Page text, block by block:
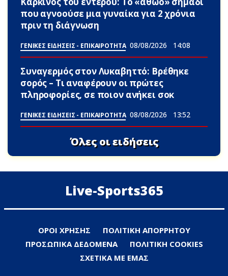
που αγνοούσε μια γυναίκα για 2 χρόνια
πριν τη διάγνωση
ΓΕΝΙΚΕΣ ΕΙΔΗΣΕΙΣ - ΕΠΙΚΑΙΡΟΤΗΤΑ 08/08/2026 14:08
Συναγερμός στον Λυκαβηττό: Βρέθηκε
σορός – Τι αναφέρουν οι πρώτες
πληροφορίες, σε ποιον ανήκει σoκ
ΓΕΝΙΚΕΣ ΕΙΔΗΣΕΙΣ - ΕΠΙΚΑΙΡΟΤΗΤΑ 08/08/2026 13:52
Όλες οι ειδήσεις
Live-Sports365
ΟΡΟΙ ΧΡΗΣΗΣ
ΠΟΛΙΤΙΚΗ ΑΠΟΡΡΗΤΟΥ
ΠΡΟΣΩΠΙΚΑ ΔΕΔΟΜΕΝΑ
ΠΟΛΙΤΙΚΗ COOKIES
ΣΧΕΤΙΚΑ ΜΕ ΕΜΑΣ